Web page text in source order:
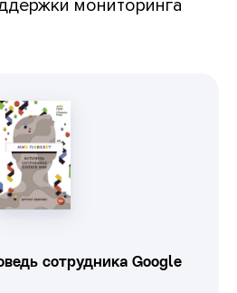
мониторинга
сотрудника Google